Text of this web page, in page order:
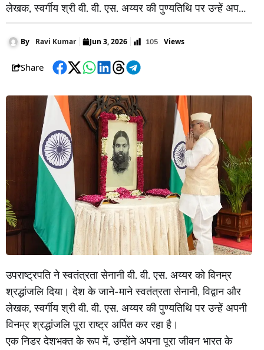
लेखक, स्वर्गीय श्री वी. वी. एस. अय्यर की पुण्यतिथि पर उन्हें अपनी
विनम्र श्रद्धांजलि पूरा राष्ट्र अर्पित कर रहा है।एक निडर देशभक्त
के रूप में, उन्होंने अपना पूरा जीवन भारत के स्वतंत्रता संग्राम के
By Ravi Kumar Jun 3, 2026 105 Views
Share
Facebook
TwitterWhatsApp
LinkedIn
ThreadsTelegram
उपराष्ट्रपति ने स्वतंत्रता सेनानी वी. वी. एस. अय्यर को विनम्र
श्रद्धांजलि दिया। देश के जाने-माने स्वतंत्रता सेनानी, विद्वान और
लेखक, स्वर्गीय श्री वी. वी. एस. अय्यर की पुण्यतिथि पर उन्हें अपनी
विनम्र श्रद्धांजलि पूरा राष्ट्र अर्पित कर रहा है।
एक निडर देशभक्त के रूप में, उन्होंने अपना पूरा जीवन भारत के